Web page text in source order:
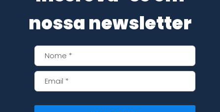
nossa newsletter